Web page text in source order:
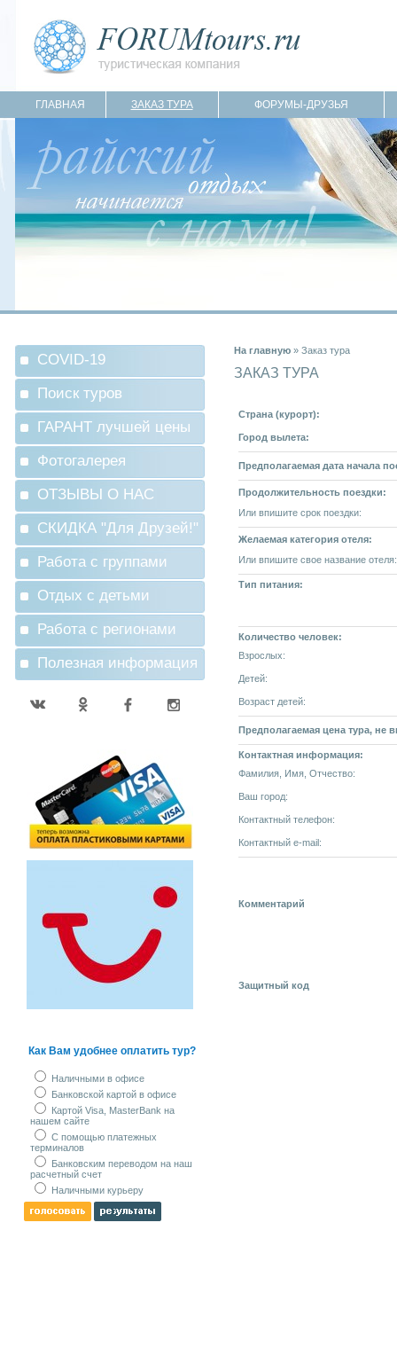
ГЛАВНАЯ ЗАКАЗ ТУРА ФОРУМЫ-ДРУЗЬЯ
COVID-19
Поиск туров
ГАРАНТ лучшей цены
Фотогалерея
ОТЗЫВЫ О НАС
СКИДКА "Для Друзей!"
Работа с группами
Отдых с детьми
Работа с регионами
Полезная информация
Как Вам удобнее оплатить тур?
Наличными в офисе
Банковской картой в офисе
Картой Visa, MasterBank на
нашем сайте
С помощью платежных
терминалов
Банковским переводом на наш
расчетный счет
Наличными курьеру
На главную » Заказ тура
ЗАКАЗ ТУРА
Страна (курорт):
Город вылета:
Предполагаемая дата начала
Продолжительность поездки:
Или впишите срок поездки:
Желаемая категория отеля:
Или впишите свое название отеля:
Тип питания:
Количество человек:
Взрослых:
Детей:
Возраст детей:
Предполагаемая цена тура, не
Контактная информация:
Фамилия, Имя, Отчество:
Ваш город:
Контактный телефон:
Контактный e-mail:
Комментарий
Защитный код